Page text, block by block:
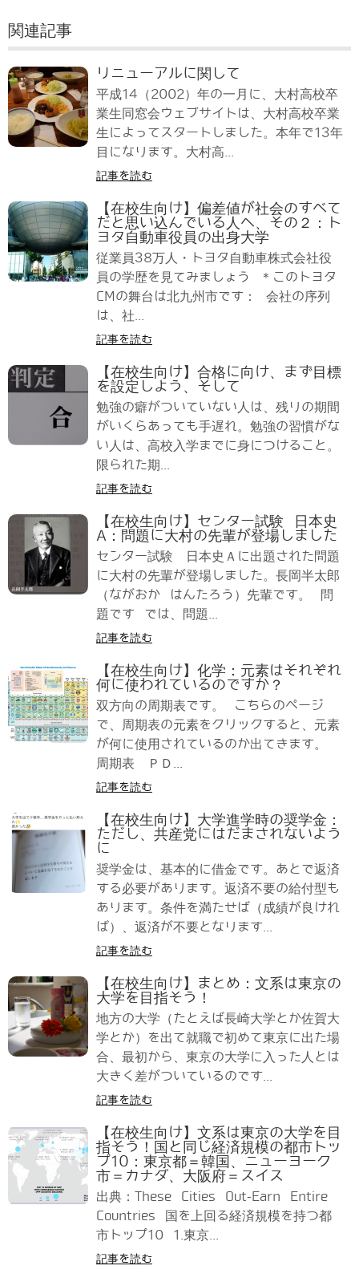
関連記事
リニューアルに関して
平成14（2002）年の一月に、大村高校卒
業生同窓会ウェブサイトは、大村高校卒業
生によってスタートしました。本年で13年
目になります。大村高...
記事を読む
【在校生向け】偏差値が社会のすべて
だと思い込んでいる人へ、その２：ト
ヨタ自動車役員の出身大学
従業員38万人・トヨタ自動車株式会社役
員の学歴を見てみましょう ＊このトヨタ
CMの舞台は北九州市です： 会社の序列
は、社...
記事を読む
【在校生向け】合格に向け、まず目標
を設定しよう、そして
勉強の癖がついていない人は、残りの期間
がいくらあっても手遅れ。勉強の習慣がな
い人は、高校入学までに身につけること。
限られた期...
記事を読む
【在校生向け】センター試験 日本史
A：問題に大村の先輩が登場しました
センター試験 日本史Ａに出題された問題
に大村の先輩が登場しました。長岡半太郎
（ながおか はんたろう）先輩です。 問
題です では、問題...
記事を読む
【在校生向け】化学：元素はそれぞれ
何に使われているのですか？
双方向の周期表です。 こちらのページ
で、周期表の元素をクリックすると、元素
が何に使用されているのか出てきます。
周期表 ＰＤ...
記事を読む
【在校生向け】大学進学時の奨学金：
ただし、共産党にはだまされないよう
に
奨学金は、基本的に借金です。あとで返済
する必要があります。返済不要の給付型も
あります。条件を満たせば（成績が良けれ
ば）、返済が不要となります...
記事を読む
【在校生向け】まとめ：文系は東京の
大学を目指そう！
地方の大学（たとえば長崎大学とか佐賀大
学とか）を出て就職で初めて東京に出た場
合、最初から、東京の大学に入った人とは
大きく差がついているのです...
記事を読む
【在校生向け】文系は東京の大学を目
指そう！国と同じ経済規模の都市トッ
プ10：東京都＝韓国、ニューヨーク
市＝カナダ、大阪府＝スイス
出典：These Cities Out-Earn Entire
Countries 国を上回る経済規模を持つ都
市トップ10 1.東京...
記事を読む